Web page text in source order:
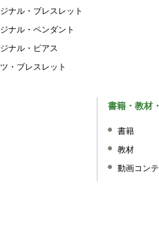
ナル・ブレスレット
ナル・ペンダント
ナル・ピアス
・ブレスレット
書籍・教材
書籍
教材
動画コン